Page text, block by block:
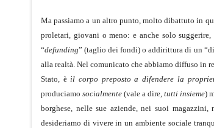
Ma passiamo a un altro punto, molto dibattuto in
proletari, giovani o meno: e anche solo
“defunding” (taglio dei fondi) o addirittura di un
alla realtà. Nel comunicato che abbiamo diffuso in
Stato, è il corpo preposto a difendere la
produciamosocialmente (vale a dire,tutti insieme)
borghese, nelle sue aziende, nei suoi
desideriamo di vivere in un ambiente sociale